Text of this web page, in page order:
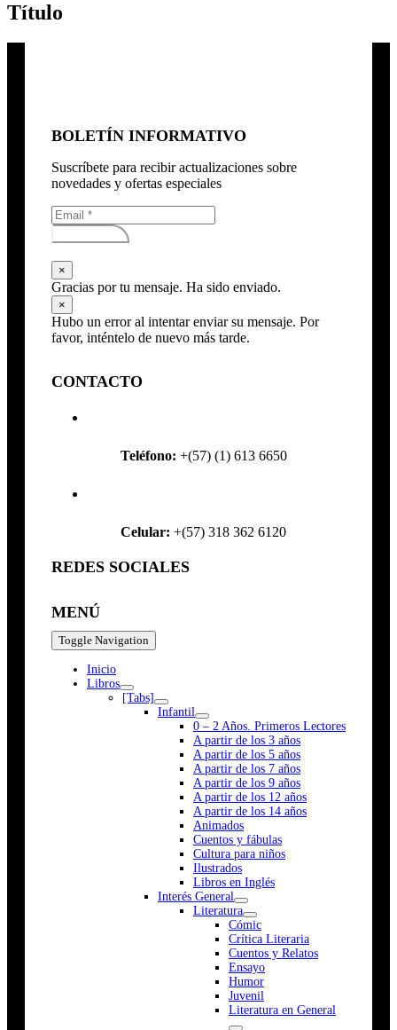
Título
BOLETÍN INFORMATIVO
Suscríbete para recibir actualizaciones sobre
novedades y ofertas especiales
Subscribirse
×
Gracias por tu mensaje. Ha sido enviado.
×
Hubo un error al intentar enviar su mensaje. Por
favor, inténtelo de nuevo más tarde.
CONTACTO
Teléfono: +(57) (1) 613 6650
Celular: +(57) 318 362 6120
REDES SOCIALES
MENÚ
Toggle Navigation
Inicio
Libros
[Tabs]
Infantil
0 – 2 Años. Primeros Lectores
A partir de los 3 años
A partir de los 5 años
A partir de los 7 años
A partir de los 9 años
A partir de los 12 años
A partir de los 14 años
Animados
Cuentos y fábulas
Cultura para niños
Ilustrados
Libros en Inglés
Interés General
Literatura
Cómic
Crítica Literaria
Cuentos y Relatos
Ensayo
Humor
Juvenil
Literatura en General